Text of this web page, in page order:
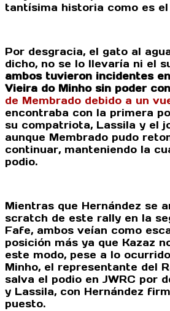
tantísima historia como es
Por desgracia, el gato al
dicho, no se lo llevaría ni el
ambos tuvieron incidentes
Vieira do Minho sin poder
de Membrado debido a un
encontraba con la primera
su compatriota, Lassila y el
aunque Membrado pudo
continuar, manteniendo la
podio.
Mientras que Hernández se
scratch de este rally en la
Fafe, ambos veían como
posición más ya que Kazaz
este modo, pese a lo
Minho, el representante del
salva el podio en JWRC por
y Lassila, con Hernández
puesto.